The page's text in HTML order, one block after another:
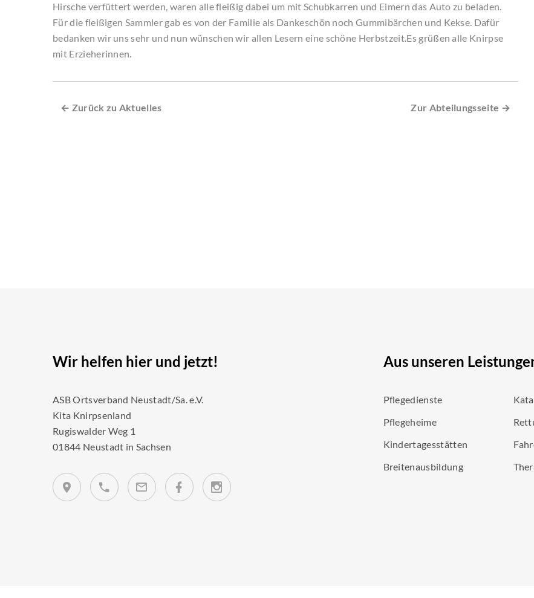
Hirsche verfüttert werden, waren alle fleißig dabei um mit Schubkarren und Eimern das Auto zu beladen.
Für die fleißigen Sammler gab es von der Familie als Dankeschön noch Gummibärchen und Kekse. Dafür
bedanken wir uns sehr und nun wünschen wir allen Lesern eine schöne Herbstzeit.Es grüßen alle Knirpse
mit Erzieherinnen.
← Zurück zu Aktuelles Zur Abteilungsseite →
Wir helfen hier und jetzt!
ASB Ortsverband Neustadt/Sa. e.V.
Kita Knirpsenland
Rugiswalder Weg 1
01844 Neustadt in Sachsen
Aus unseren
Pflegedienste
Pflegeheime
Kindertagesstätten
Breitenausbildung